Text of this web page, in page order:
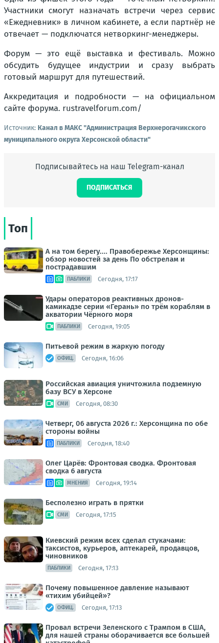
Участники смогут назначать встречи через сервис
«Ежедневник» в личном кабинете, а если партнёр не
отвечает — подключатся нетворкинг-менеджеры.
Форум — это ещё выставка и фестиваль. Можно
обсудить будущее индустрии и сразу выбрать
готовый маршрут для путешествий.
Аккредитация и подробности — на официальном
сайте форума. rustravelforum.com/
Источник: Канал в МАКС "Администрация Верхнерогачикского
муниципального округа Херсонской области"
Подписывайтесь на наш Telegram-канал
ПОДПИСАТЬСЯ
Топ
А на том берегу.... Правобережье Херсонщины:
обзор новостей за день По обстрелам и
пострадавшим
ПАБЛИКИ Сегодня, 17:17
Удары операторов реактивных дронов-
камикадзе серии «Герань» по трём кораблям в
акватории Чёрного моря
ПАБЛИКИ Сегодня, 19:05
Питьевой режим в жаркую погоду
ОФИЦ. Сегодня, 16:06
Российская авиация уничтожила подземную
базу ВСУ в Херсоне
СМИ Сегодня, 08:30
Четверг, 06 августа 2026 г.: Херсонщина по обе
стороны войны
ПАБЛИКИ Сегодня, 18:40
Олег Царёв: Фронтовая сводка. Фронтовая
сводка 6 августа
МНЕНИЯ Сегодня, 19:14
Бесполезно играть в прятки
СМИ Сегодня, 17:15
Киевский режим всех сделал стукачами:
таксистов, курьеров, аптекарей, продавцов,
чиновников
ПАБЛИКИ Сегодня, 17:13
Почему повышенное давление называют
«тихим убийцей»?
ОФИЦ. Сегодня, 17:13
Провал встречи Зеленского с Трампом в США,
для нашей страны оборачивается все большей